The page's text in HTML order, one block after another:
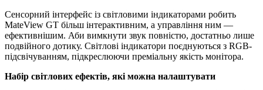
Сенсорний інтерфейс із світловими індикаторами робить
MateView GT більш інтерактивним, а управління ним —
ефективнішим. Аби вимкнути звук повністю, достатньо лише
подвійного дотику. Світлові індикатори поєднуються з RGB-
підсвічуванням, підкреслюючи преміальну якість монітора.
Набір світлових ефектів, які можна налаштувати